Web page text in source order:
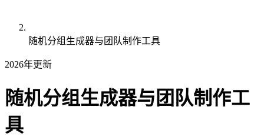
随机分组生成器与团队制作工具
2026年更新
随机分组生成器与团队制作工
具